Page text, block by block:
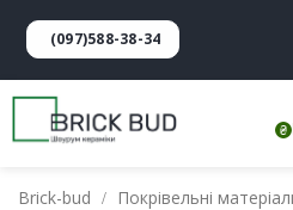
(097)588-38-34
Brick-bud Покрівельні